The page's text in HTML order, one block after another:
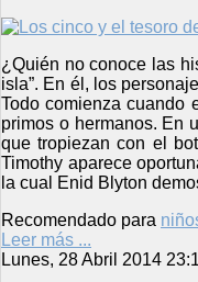
¿Quién no conoce las
isla”. En él, los
Todo comienza cuando
primos o hermanos. En
que tropiezan con el
Timothy aparece
la cual Enid Blyton
Recomendado para
Leer más ...
Lunes, 28 Abril 2014